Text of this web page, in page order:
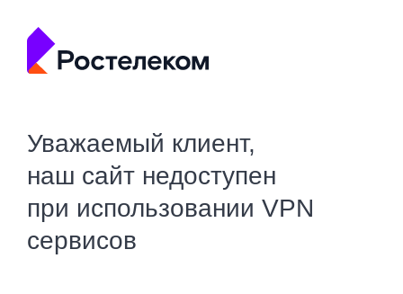
Уважаемый клиент,
наш сайт недоступен
при использовании VPN
сервисов